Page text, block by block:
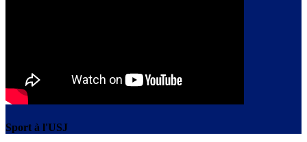
Sport à l'USJ